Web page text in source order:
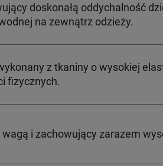
doskonałą oddychalność
na zewnątrz odzieży.
z tkaniny o wysokiej
fizycznych.
i zachowujący zarazem